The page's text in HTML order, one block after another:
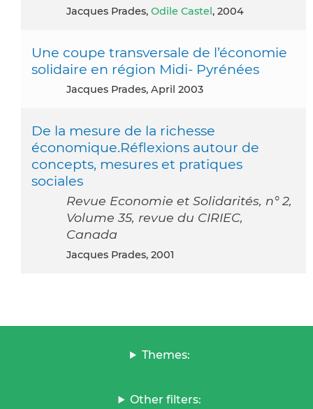
Jacques Prades, Odile Castel, 2004
Une coupe transversale de l’économie
solidaire en région Midi- Pyrénées
Jacques Prades, April 2003
De la mesure de la richesse
économique.Réflexions autour de
concepts, mesures et pratiques
sociales
Revue Economie et Solidarités, n° 2,
Volume 35, revue du CIRIEC,
Canada
Jacques Prades, 2001
Themes:
Other filters: